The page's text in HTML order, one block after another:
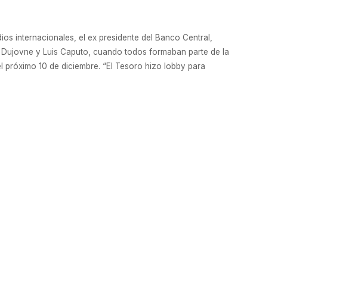
internacionales, el ex presidente del Banco Central,
y Luis Caputo, cuando todos formaban parte de la
10 de diciembre. “El Tesoro hizo lobby para